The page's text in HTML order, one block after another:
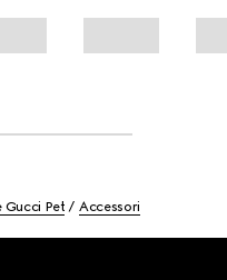
Gucci Pet Accessori